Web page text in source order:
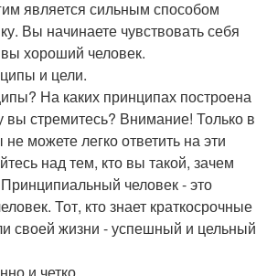
является сильным способом
Вы начинаете чувствовать себя
хороший человек.
и цели.
На каких принципах построена
стремитесь? Внимание! Только в
можете легко ответить на эти
над тем, кто вы такой, зачем
человек - это
Тот, кто знает краткосрочные
своей жизни - успешный и цельный